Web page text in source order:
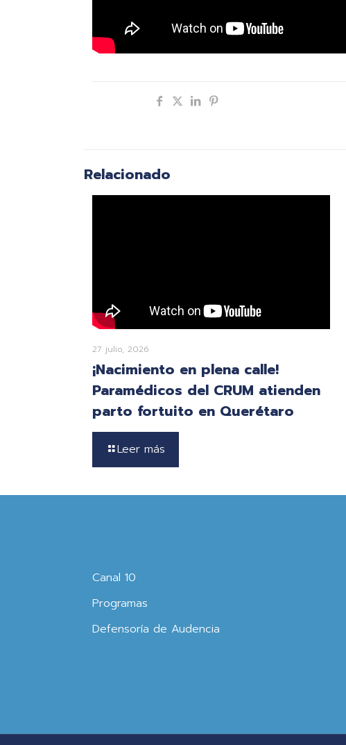
Relacionado
27 julio, 2026
¡Nacimiento en plena calle!
Paramédicos del CRUM atienden
parto fortuito en Querétaro
Leer más
Canal 10
Programas
Defensoría de Audencia